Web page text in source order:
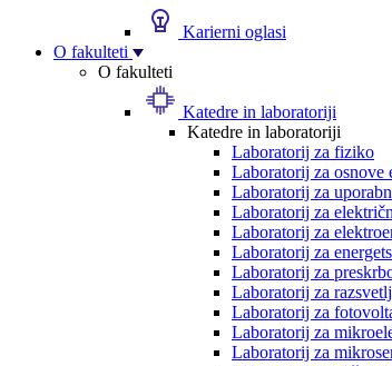
Karierni oglasi
O fakulteti
O fakulteti
Katedre in laboratoriji
Katedre in laboratoriji
Laboratorij za fiziko
Laboratorij za osnove
Laboratorij za
Laboratorij za
Laboratorij za
Laboratorij za
Laboratorij za
Laboratorij za
Laboratorij za
Laboratorij za
Laboratorij za